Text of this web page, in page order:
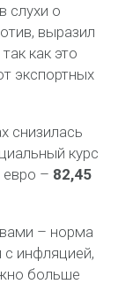
слухи о
выразил
как это
экспортных
снизилась
курс
евро – 82,45
– норма
с инфляцией,
больше